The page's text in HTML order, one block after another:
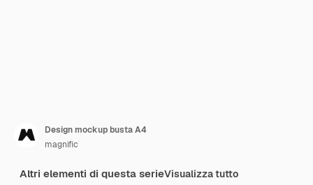
Design mockup busta A4
magnific
Altri elementi di questa serieVisualizza tutto